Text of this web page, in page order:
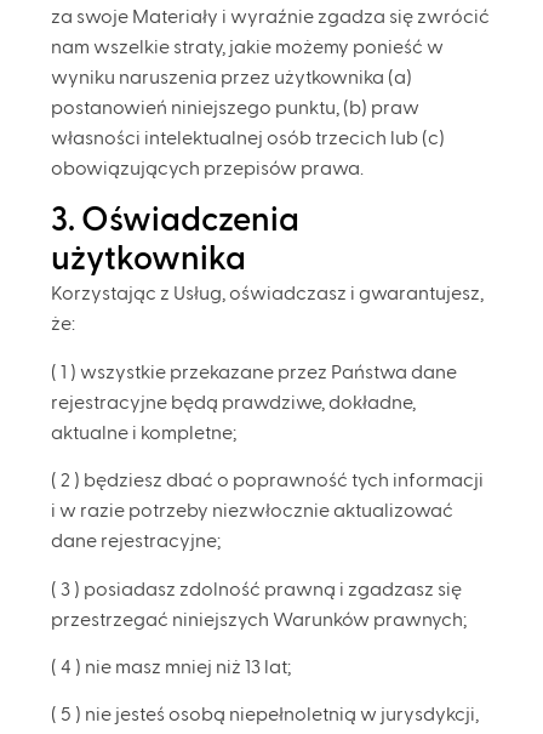
za swoje Materiały i wyraźnie zgadza się zwrócić
nam wszelkie straty, jakie możemy ponieść w
wyniku naruszenia przez użytkownika (a)
postanowień niniejszego punktu, (b) praw
własności intelektualnej osób trzecich lub (c)
obowiązujących przepisów prawa.
3. Oświadczenia
użytkownika
Korzystając z Usług, oświadczasz i gwarantujesz,
że:
( 1 ) wszystkie przekazane przez Państwa dane
rejestracyjne będą prawdziwe, dokładne,
aktualne i kompletne;
( 2 ) będziesz dbać o poprawność tych informacji
i w razie potrzeby niezwłocznie aktualizować
dane rejestracyjne;
( 3 ) posiadasz zdolność prawną i zgadzasz się
przestrzegać niniejszych Warunków prawnych;
( 4 ) nie masz mniej niż 13 lat;
( 5 ) nie jesteś osobą niepełnoletnią w jurysdykcji,